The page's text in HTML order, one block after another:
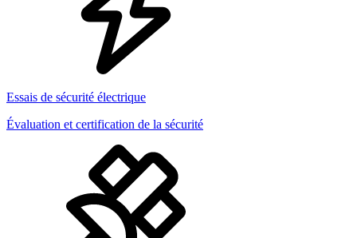
Essais de sécurité électrique
Évaluation et certification de la sécurité